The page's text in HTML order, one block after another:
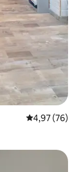
საშუალო
4,97 (76)